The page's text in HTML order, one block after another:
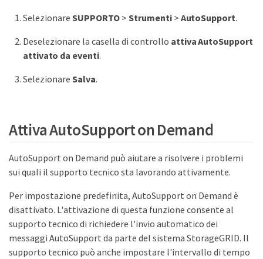
Selezionare SUPPORTO >Strumenti> AutoSupport.
Deselezionare la casella di controllo attiva AutoSupport
attivato da eventi.
Selezionare Salva.
Attiva AutoSupport on Demand
AutoSupport on Demand può aiutare a risolvere i problemi
sui quali il supporto tecnico sta lavorando attivamente.
Per impostazione predefinita, AutoSupport on Demand è
disattivato. L'attivazione di questa funzione consente al
supporto tecnico di richiedere l'invio automatico dei
messaggi AutoSupport da parte del sistema StorageGRID. Il
supporto tecnico può anche impostare l'intervallo di tempo